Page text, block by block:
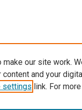
our site work.
and your
settings link. For